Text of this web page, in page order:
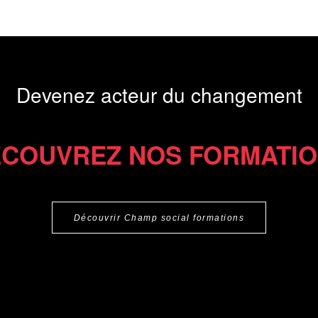
Devenez acteur du changement
NOS
Découvrir Champ social formations